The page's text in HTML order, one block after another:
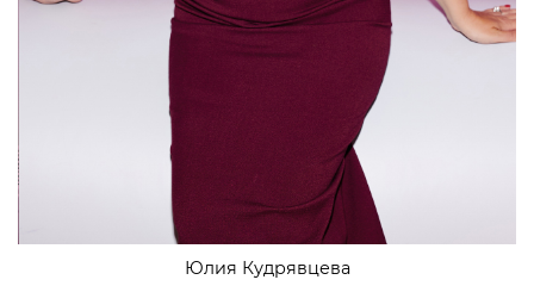
Юлия Кудрявцева